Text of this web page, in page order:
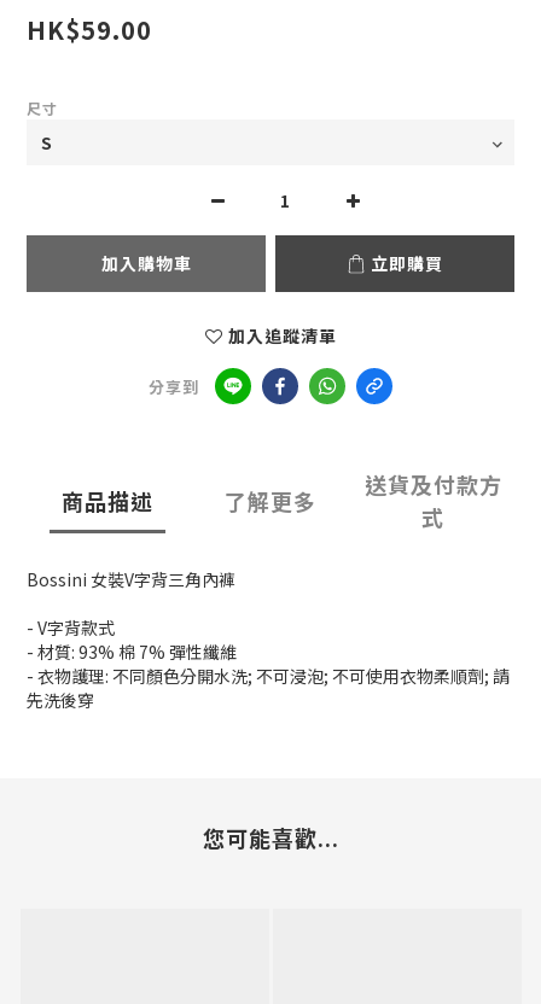
HK$59.00
尺寸
加入購物車 立即購買
加入追蹤清單
分享到
商品描述 了解更多
送貨及付款方
式
Bossini 女裝V字背三角內褲
- V字背款式
- 材質: 93% 棉 7% 彈性纖維
- 衣物護理: 不同顏色分開水洗; 不可浸泡; 不可使用衣物柔順劑; 請
先洗後穿
您可能喜歡...